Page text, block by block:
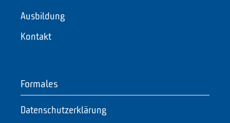
Ausbildung
Kontakt
Formales
Datenschutzerklärung